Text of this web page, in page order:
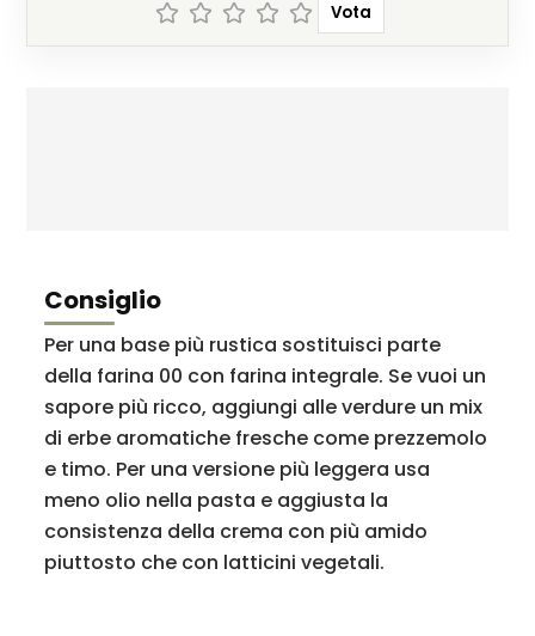
Vota
Consiglio
Per una base più rustica sostituisci parte
della farina 00 con farina integrale. Se vuoi un
sapore più ricco, aggiungi alle verdure un mix
di erbe aromatiche fresche come prezzemolo
e timo. Per una versione più leggera usa
meno olio nella pasta e aggiusta la
consistenza della crema con più amido
piuttosto che con latticini vegetali.